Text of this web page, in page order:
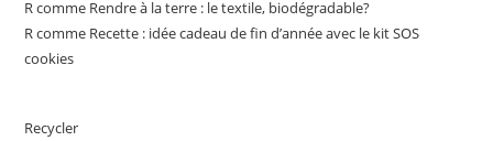
R comme Rendre à la terre : le textile, biodégradable?
R comme Recette : idée cadeau de fin d’année avec le kit SOS
cookies
Recycler